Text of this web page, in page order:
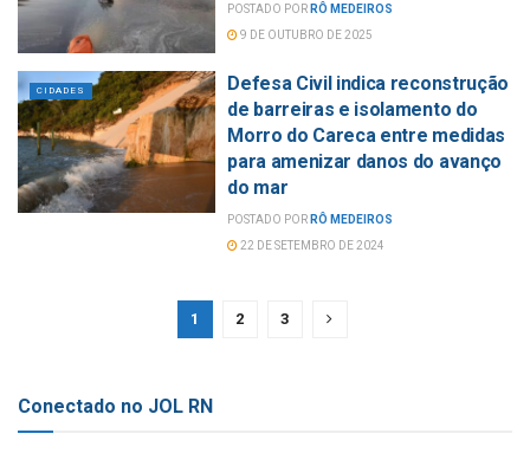
POSTADO POR RÔ MEDEIROS
9 DE OUTUBRO DE 2025
CIDADES
Defesa Civil indica reconstrução
de barreiras e isolamento do
Morro do Careca entre medidas
para amenizar danos do avanço
do mar
POSTADO POR RÔ MEDEIROS
22 DE SETEMBRO DE 2024
1 2 3
Conectado no JOL RN